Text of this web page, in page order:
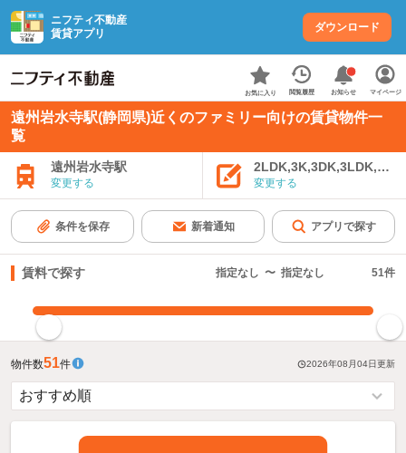
ニフティ不動産
賃貸アプリ
ダウンロード
お気に入り 閲覧履歴 お知らせ マイページ
遠州岩水寺駅(静岡県)近くのファミリー向けの賃貸物件一
覧
遠州岩水寺駅
変更する 変更する
条件を保存 新着通知 アプリで探す
賃料で探す 指定なし 〜 指定なし 51件
物件数51件 2026年08月04日更新